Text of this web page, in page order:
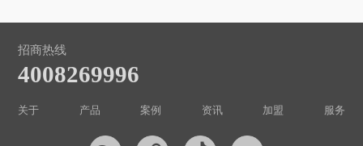
招商热线
4008269996
关于 产品 案例 资讯 加盟 服务